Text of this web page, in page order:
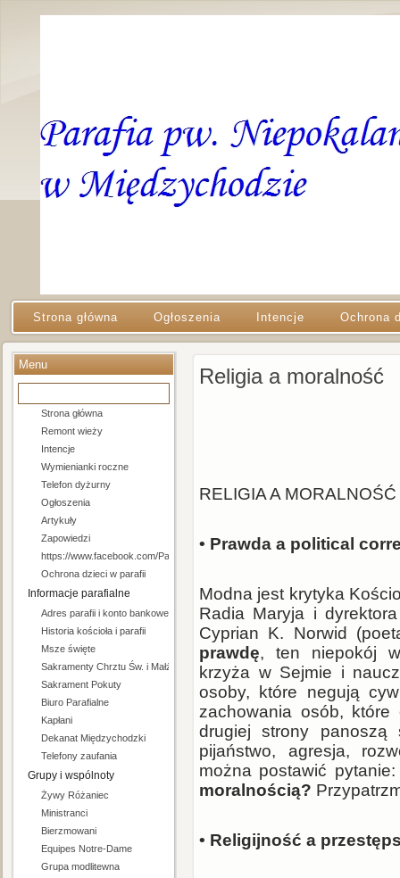
Strona główna Ogłoszenia Intencje Ochrona
Menu
Strona główna
Remont wieży
Intencje
Wymienianki roczne
Telefon dyżurny
Ogłoszenia
Artykuły
Zapowiedzi
https://www.facebook.com/Parafia-pw-Niepokalanego-Serca-Maryi-w-
Ochrona dzieci w parafii
Informacje parafialne
Adres parafii i konto bankowe
Historia kościoła i parafii
Msze święte
Sakramenty Chrztu Św. i Małżeństwa
Sakrament Pokuty
Biuro Parafialne
Kapłani
Dekanat Międzychodzki
Telefony zaufania
Grupy i wspólnoty
Żywy Różaniec
Ministranci
Bierzmowani
Equipes Notre-Dame
Grupa modlitewna
Religia a moralność
RELIGIA A MORALNOŚĆ
• Prawda a political
Modna jest krytyka
Radia Maryja i
Cyprian K. Norwid
prawdę, ten niepokój
krzyża w Sejmie i
osoby, które negują
zachowania osób,
drugiej strony panoszą
pijaństwo, agresja,
można postawić
moralnością?
• Religijność a